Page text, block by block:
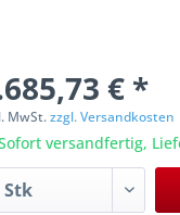
€ *
MwSt.zzgl. Versandkosten
versandfertig,